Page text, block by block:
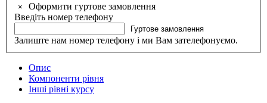
×
Оформити гуртове замовлення
Введіть номер телефону
Гуртове замовлення
Залиште нам номер телефону і ми Вам зателефонуємо.
Опис
Компоненти рівня
Інші рівні курсу